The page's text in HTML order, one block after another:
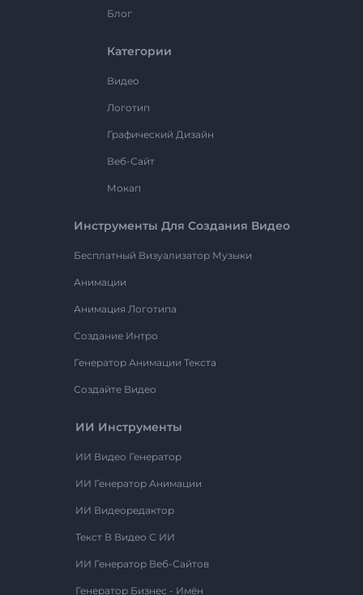
Блог
Категории
Видео
Логотип
Графический Дизайн
Веб-Сайт
Мокап
Инструменты Для Создания Видео
Бесплатный Визуализатор Музыки
Анимации
Анимация Логотипа
Создание Интро
Генератор Анимации Текста
Создайте Видео
ИИ Инструменты
ИИ Видео Генератор
ИИ Генератор Анимации
ИИ Видеоредактор
Текст В Видео С ИИ
ИИ Генератор Веб-Сайтов
Генератор Бизнес - Имён